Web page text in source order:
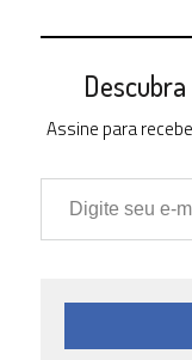
Assine para
Digite seu e-mail…